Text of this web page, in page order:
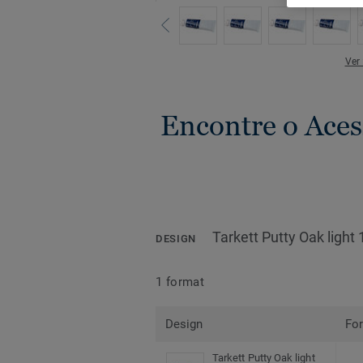
Encontre o
DESIGN Tarkett Putty Oak light
1 format
Design
Tarkett Putty Oak light